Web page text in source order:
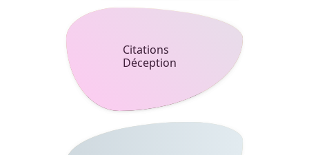
Citations
Déception